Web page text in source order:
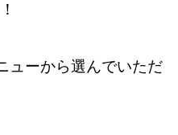
ューから選んでいただ